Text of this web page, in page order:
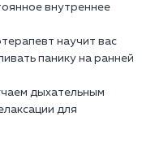
внутреннее
научит вас
панику на ранней
дыхательным
для